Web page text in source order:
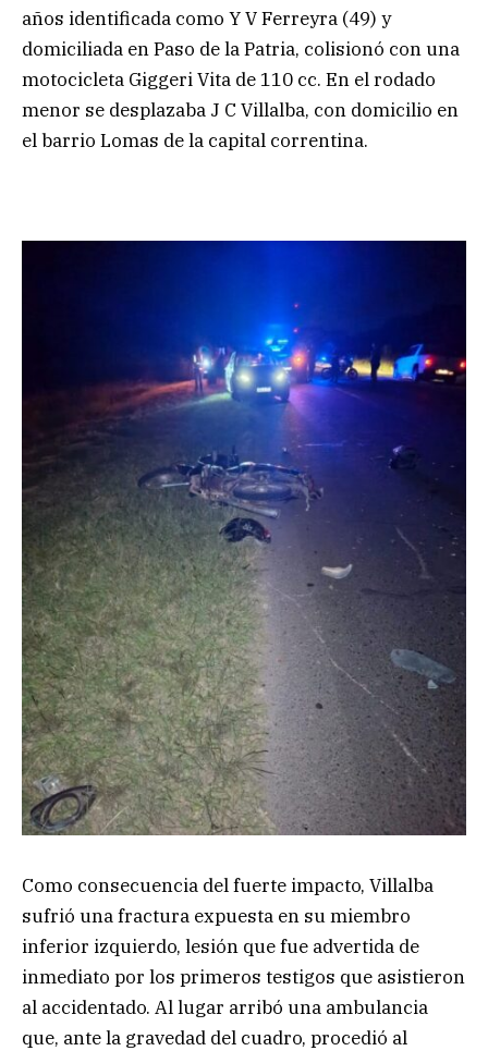
años identificada como Y V Ferreyra (49) y
domiciliada en Paso de la Patria, colisionó con una
motocicleta Giggeri Vita de 110 cc. En el rodado
menor se desplazaba J C Villalba, con domicilio en
el barrio Lomas de la capital correntina.
Como consecuencia del fuerte impacto, Villalba
sufrió una fractura expuesta en su miembro
inferior izquierdo, lesión que fue advertida de
inmediato por los primeros testigos que asistieron
al accidentado. Al lugar arribó una ambulancia
que, ante la gravedad del cuadro, procedió al